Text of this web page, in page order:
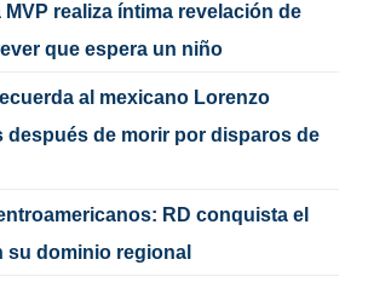
realiza íntima revelación de
que espera un niño
al mexicano Lorenzo
después de morir por disparos de
RD conquista el
su dominio regional